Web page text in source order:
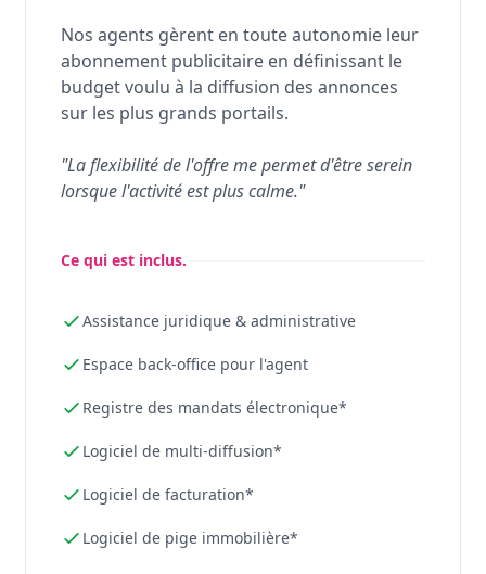
Nos agents gèrent en toute autonomie leur
abonnement publicitaire en définissant le
budget voulu à la diffusion des annonces
sur les plus grands portails.
"La flexibilité de l'offre me permet d'être serein
lorsque l'activité est plus calme."
Ce qui est inclus.
Assistance juridique & administrative
Espace back-office pour l'agent
Registre des mandats électronique*
Logiciel de multi-diffusion*
Logiciel de facturation*
Logiciel de pige immobilière*